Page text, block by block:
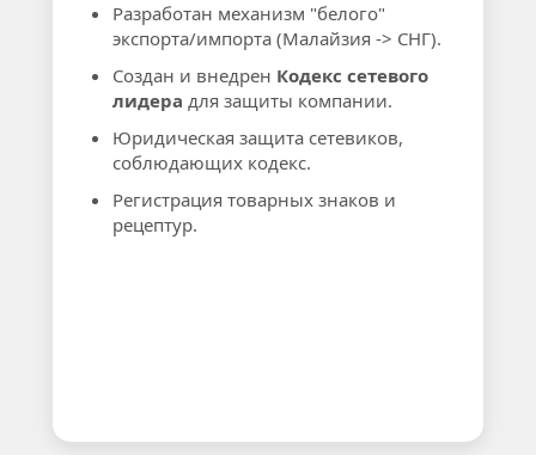
Разработан механизм "белого"
экспорта/импорта (Малайзия -> СНГ).
Создан и внедрен Кодекс сетевого
лидера для защиты компании.
Юридическая защита сетевиков,
соблюдающих кодекс.
Регистрация товарных знаков и
рецептур.